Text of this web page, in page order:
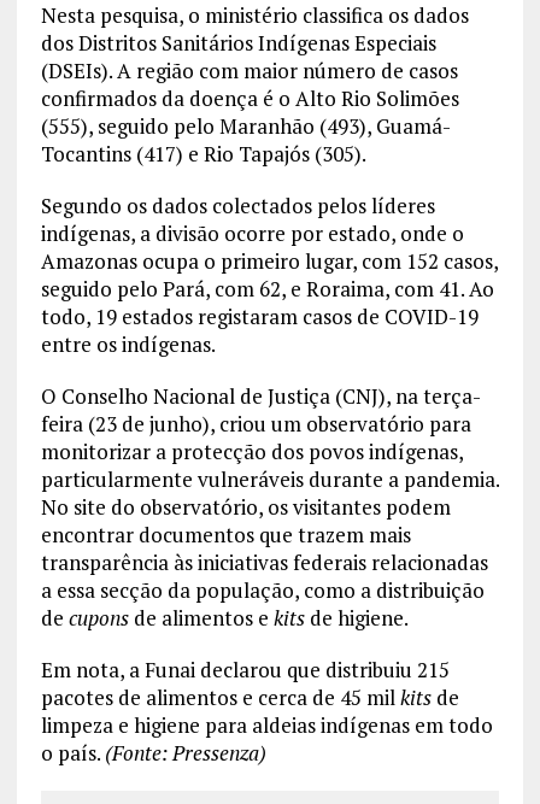
Nesta pesquisa, o ministério classifica os dados
dos Distritos Sanitários Indígenas Especiais
(DSEIs). A região com maior número de casos
confirmados da doença é o Alto Rio Solimões
(555), seguido pelo Maranhão (493), Guamá-
Tocantins (417) e Rio Tapajós (305).
Segundo os dados colectados pelos líderes
indígenas, a divisão ocorre por estado, onde o
Amazonas ocupa o primeiro lugar, com 152 casos,
seguido pelo Pará, com 62, e Roraima, com 41. Ao
todo, 19 estados registaram casos de COVID-19
entre os indígenas.
O Conselho Nacional de Justiça (CNJ), na terça-
feira (23 de junho), criou um observatório para
monitorizar a protecção dos povos indígenas,
particularmente vulneráveis ​​durante a pandemia.
No site do observatório, os visitantes podem
encontrar documentos que trazem mais
transparência às iniciativas federais relacionadas
a essa secção da população, como a distribuição
de cupons de alimentos e kits de higiene.
Em nota, a Funai declarou que distribuiu 215
pacotes de alimentos e cerca de 45 milkits de
limpeza e higiene para aldeias indígenas em todo
o país. (Fonte: Pressenza)